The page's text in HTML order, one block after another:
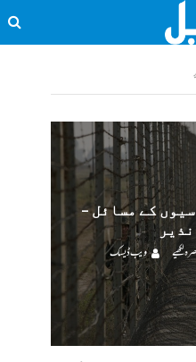
کے مسائل –
لکھیے ویب ڈیسک